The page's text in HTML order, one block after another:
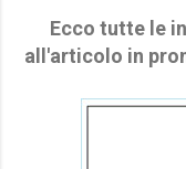
Ecco tutte le
all'articolo in